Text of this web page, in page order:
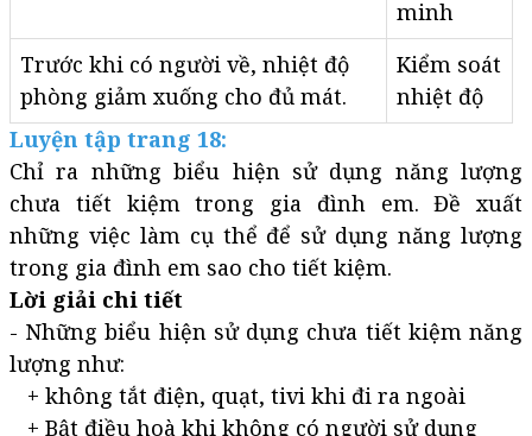
minh
Trước khi có người về, nhiệt độ
phòng giảm xuống cho đủ mát.
Kiểm soát
nhiệt độ
Luyện tập trang 18:
Chỉ ra những biểu hiện sử dụng năng lượng
chưa tiết kiệm trong gia đình em. Đề xuất
những việc làm cụ thể để sử dụng năng lượng
trong gia đình em sao cho tiết kiệm.
Lời giải chi tiết
- Những biểu hiện sử dụng chưa tiết kiệm năng
lượng như:
+ không tắt điện, quạt, tivi khi đi ra ngoài
+ Bật điều hoà khi không có người sử dụng